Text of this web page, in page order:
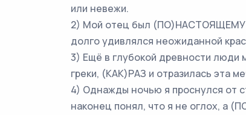
или невежи.
2) Мой отец был (ПО)НАСТОЯЩЕМУ
долго удивлялся неожиданной
3) Ещё в глубокой древности люди
греки, (КАК)РАЗ и отразилась эта
4) Однажды ночью я проснулся от
наконец понял, что я не оглох, а